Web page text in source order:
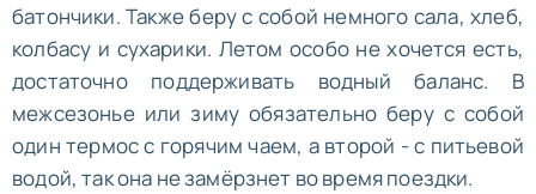
батончики. Также беру с собой немного сала, хлеб,
колбасу и сухарики. Летом особо не хочется есть,
достаточно поддерживать водный баланс. В
межсезонье или зиму обязательно беру с собой
один термос с горячим чаем, а второй - с питьевой
водой, так она не замёрзнет во время поездки.